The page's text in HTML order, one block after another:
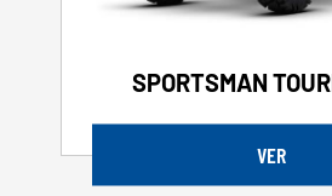
SPORTSMAN
VER